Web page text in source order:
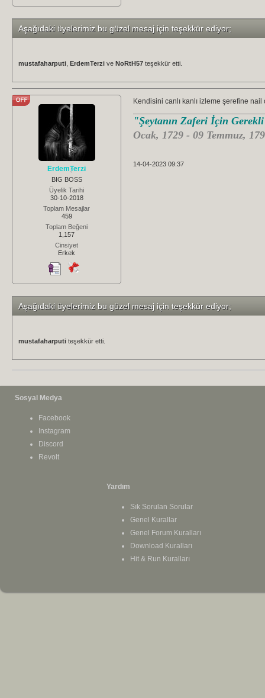
Aşağıdaki üyelerimiz bu güzel mesaj için teşekkür ediyor;
mustafaharputi ErdemTerzi ve NoRtH57 teşekkür etti.
ErdemTerzi
BIG BOSS
Üyelik Tarihi
30-10-2018
Toplam Mesajlar
459
Toplam Beğeni
1,157
Cinsiyet
Erkek
Kendisini canlı kanlı izleme şerefine nail
"Şeytanın Zaferi İçin
Ocak, 1729 - 09 Temmuz,
14-04-2023 09:37
Aşağıdaki üyelerimiz bu güzel mesaj için teşekkür ediyor;
mustafaharputi teşekkür etti.
Sosyal Medya
Facebook
Instagram
Discord
Revolt
Yardım
Sık Sorulan Sorular
Genel Kurallar
Genel Forum Kuralları
Download Kuralları
Hit & Run Kuralları